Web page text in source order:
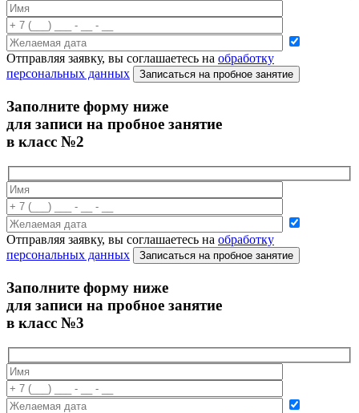
Отправляя заявку, вы соглашаетесь на обработку
персональных данных
Записаться на пробное занятие
Заполните форму ниже
для записи на пробное занятие
в класс №2
Отправляя заявку, вы соглашаетесь на обработку
персональных данных
Записаться на пробное занятие
Заполните форму ниже
для записи на пробное занятие
в класс №3